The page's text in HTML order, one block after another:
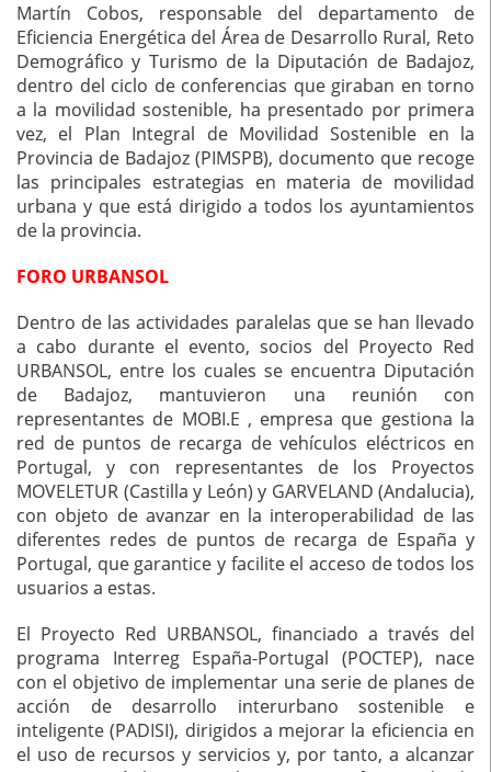
Martín Cobos, responsable del departamento de
Eficiencia Energética del Área de Desarrollo Rural, Reto
Demográfico y Turismo de la Diputación de Badajoz,
dentro del ciclo de conferencias que giraban en torno
a la movilidad sostenible, ha presentado por primera
vez, el Plan Integral de Movilidad Sostenible en la
Provincia de Badajoz (PIMSPB), documento que recoge
las principales estrategias en materia de movilidad
urbana y que está dirigido a todos los ayuntamientos
de la provincia.
FORO URBANSOL
Dentro de las actividades paralelas que se han llevado
a cabo durante el evento, socios del Proyecto Red
URBANSOL, entre los cuales se encuentra Diputación
de Badajoz, mantuvieron una reunión con
representantes de MOBI.E , empresa que gestiona la
red de puntos de recarga de vehículos eléctricos en
Portugal, y con representantes de los Proyectos
MOVELETUR (Castilla y León) y GARVELAND (Andalucia),
con objeto de avanzar en la interoperabilidad de las
diferentes redes de puntos de recarga de España y
Portugal, que garantice y facilite el acceso de todos los
usuarios a estas.
El Proyecto Red URBANSOL, financiado a través del
programa Interreg España-Portugal (POCTEP), nace
con el objetivo de implementar una serie de planes de
acción de desarrollo interurbano sostenible e
inteligente (PADISI), dirigidos a mejorar la eficiencia en
el uso de recursos y servicios y, por tanto, a alcanzar